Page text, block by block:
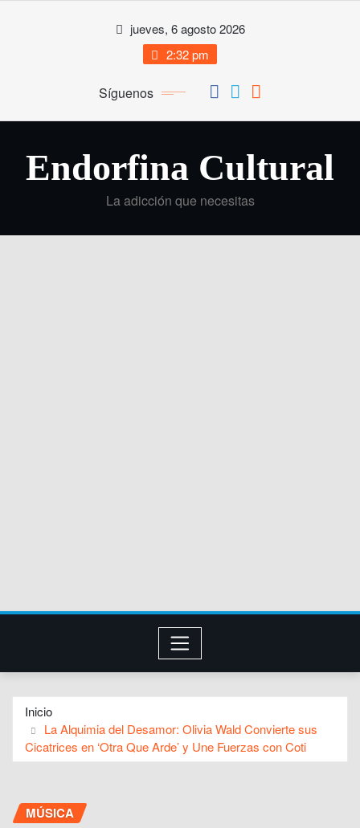
jueves, 6 agosto 2026
2:32 pm
Síguenos
Endorfina Cultural
La adicción que necesitas
Inicio
La Alquimia del Desamor: Olivia Wald Convierte sus
Cicatrices en ‘Otra Que Arde’ y Une Fuerzas con Coti
MÚSICA